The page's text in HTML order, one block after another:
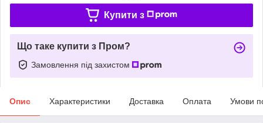
Купити з
Що таке купити з Пром?
Замовлення під захистом
Опис Характеристики Доставка Оплата Умови